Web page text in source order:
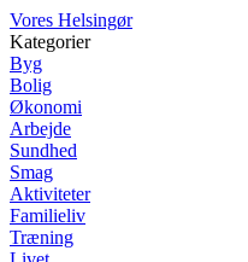
Vores Helsingør
Kategorier
Byg
Bolig
Økonomi
Arbejde
Sundhed
Smag
Aktiviteter
Familieliv
Træning